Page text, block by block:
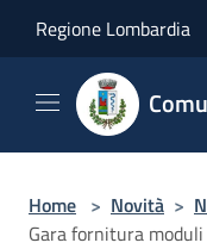
Regione Lombardia
Home > Novità >
Gara fornitura